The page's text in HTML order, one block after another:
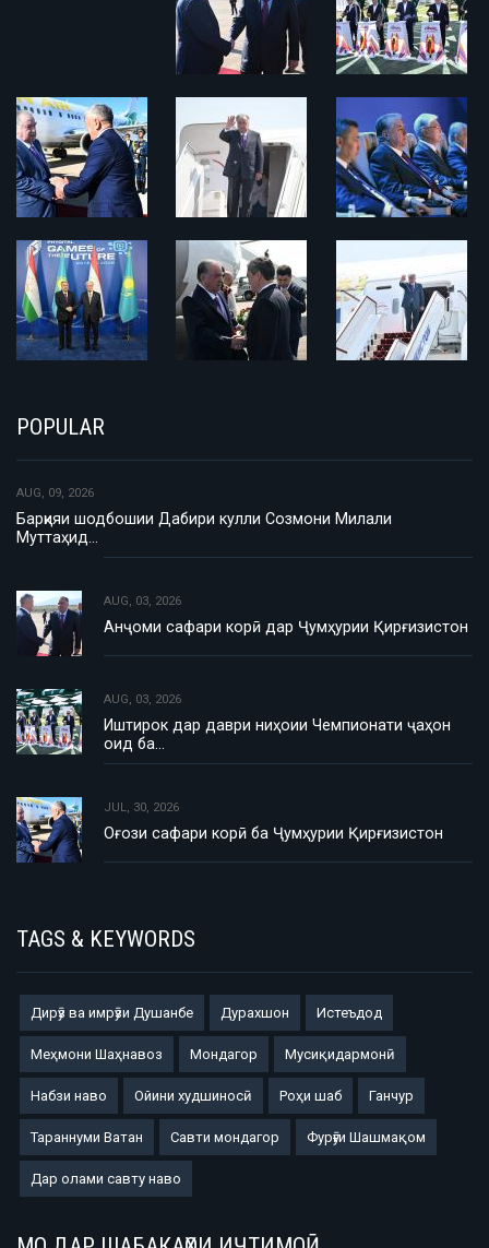
POPULAR
AUG, 09, 2026
Барқияи шодбошии Дабири кулли Созмони Милали
Муттаҳид…
AUG, 03, 2026
Анҷоми сафари корӣ дар Ҷумҳурии Қирғизистон
AUG, 03, 2026
Иштирок дар даври ниҳоии Чемпионати ҷаҳон
оид ба…
JUL, 30, 2026
Оғози сафари корӣ ба Ҷумҳурии Қирғизистон
TAGS & KEYWORDS
Дирӯз ва имрӯзи Душанбе Дурахшон Истеъдод
Меҳмони Шаҳнавоз Мондагор Мусиқидармонӣ
Набзи наво Ойини худшиносӣ Роҳи шаб Ганчур
Тараннуми Ватан Савти мондагор Фурӯғи Шашмақом
Дар олами савту наво